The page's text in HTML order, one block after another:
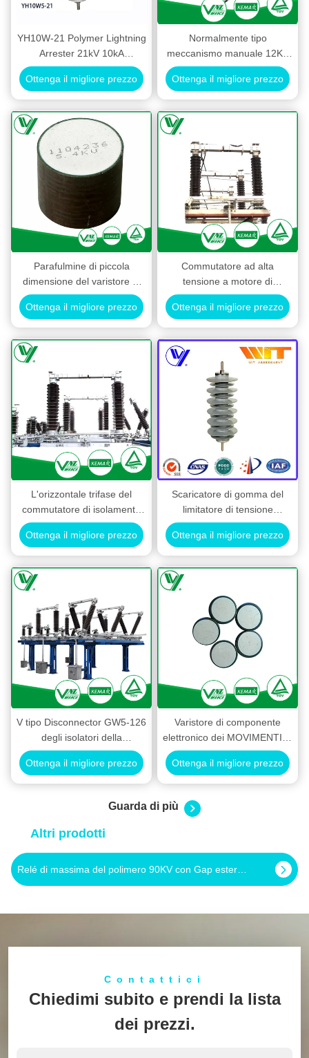
YH10W-21 Polymer Lightning
Arrester 21kV 10kA
Substation
Ottenga il migliore prezzo
Normalmente tipo
meccanismo manuale 12KV
del commutatore di
sconnessione di bassa
tensione della sottostazione
Ottenga il migliore prezzo
Parafulmine di piccola
dimensione del varistore di
protezione dell'impulso MOA
Resistor Disc
Ottenga il migliore prezzo
Commutatore ad alta
tensione a motore di
sconnessione 126KV per la
sottostazione elettrica GW37-
126
Ottenga il migliore prezzo
L'orizzontale trifase del
commutatore di isolamento
dell'isolatore di bassa
tensione della posta della
rottura due del centro
funziona
Ottenga il migliore prezzo
Scaricatore di gomma del
limitatore di tensione
dell'ossido di zinco del silicio
33KV per protezione del
trasformatore
Ottenga il migliore prezzo
V tipo Disconnector GW5-126
degli isolatori della
sottostazione del
commutatore di
sconnessione di alta tensione
Ottenga il migliore prezzo
Varistore di componente
elettronico dei MOVIMENTI di
rendimento elevato D62
Ottenga il migliore prezzo
Guarda di più
Altri prodotti
Tipo Disconnector della rottura del commutatore ad alta tensione di sconnessione di tre poste doppio
Contattici
Chiedimi subito e prendi la lista
dei prezzi.